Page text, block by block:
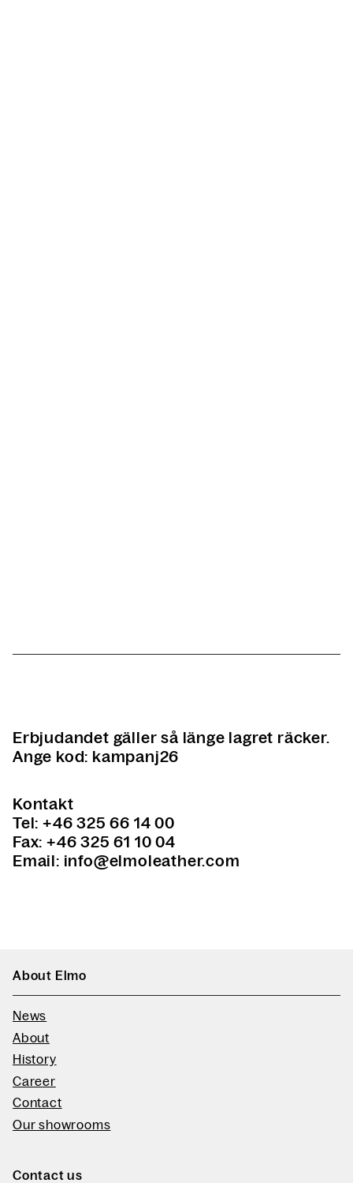
Erbjudandet gäller så länge lagret räcker.
Ange kod: kampanj26
Kontakt
Tel: +46 325 66 14 00
Fax: +46 325 61 10 04
Email: info@elmoleather.com
About Elmo
News
About
History
Career
Contact
Our showrooms
Contact us